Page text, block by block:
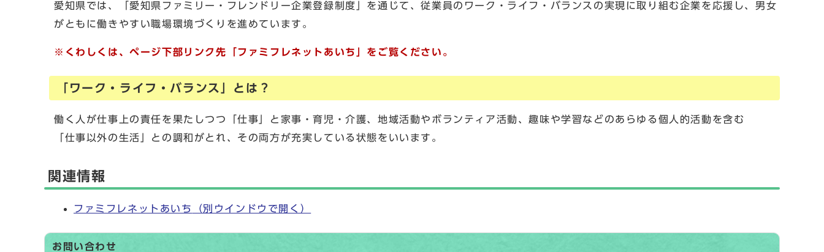
愛知県では、「愛知県ファミリー・フレンドリー企業登録制度」を通じて、従業員のワーク・ライフ・バランスの実現に取り組む企業を応援し、男女
がともに働きやすい職場環境づくりを進めています。
※くわしくは、ページ下部リンク先「ファミフレネットあいち」をご覧ください。
「ワーク・ライフ・バランス」とは？
働く人が仕事上の責任を果たしつつ「仕事」と家事・育児・介護、地域活動やボランティア活動、趣味や学習などのあらゆる個人的活動を含む
「仕事以外の生活」との調和がとれ、その両方が充実している状態をいいます。
関連情報
ファミフレネットあいち （別ウインドウで開く）
お問い合わせ